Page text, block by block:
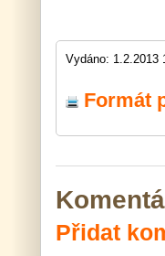
Vydáno: 1.2.2013
Formát
Přidat